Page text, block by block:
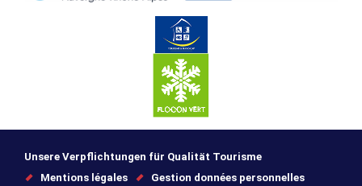
Unsere Verpflichtungen für Qualität Tourisme
Mentions légales
Gestion données personnelles